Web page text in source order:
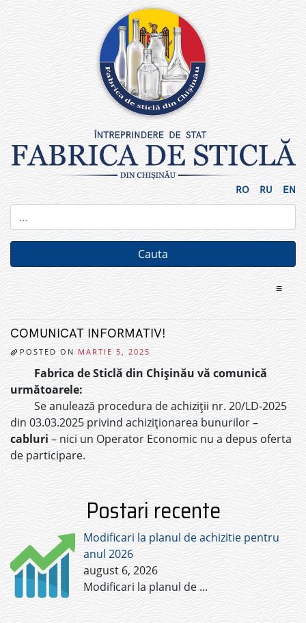
RO RU EN
≡
COMUNICAT INFORMATIV!
POSTED ON MARTIE 5, 2025
Fabrica de Sticlă din Chișinău vă comunică
următoarele:
Se anulează procedura de achiziții nr. 20/LD-2025
din 03.03.2025 privind achiziționarea bunurilor –
cabluri – nici un Operator Economic nu a depus oferta
de participare.
Postari recente
Modificari la planul de achizitie pentru
anul 2026
august 6, 2026
Modificari la planul de ...